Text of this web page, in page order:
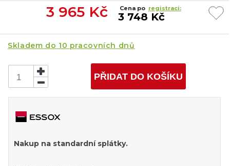
3 965 Kč Cena po registraci:
3 748 Kč
Skladem do 10 pracovních dnů
PŘIDAT DO KOŠÍKU
Nakup na standardní splátky.